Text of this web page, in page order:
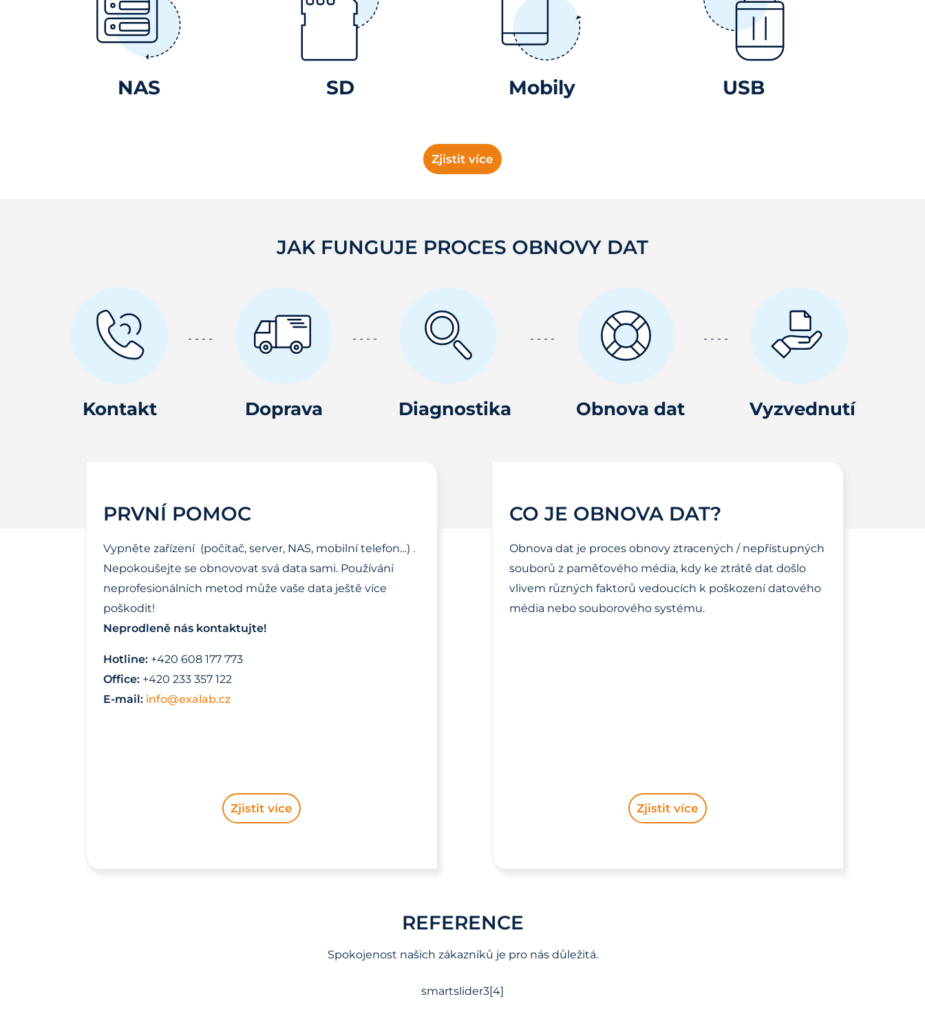
NAS SD Mobily USB
Zjistit více
JAK FUNGUJE PROCES OBNOVY DAT
Kontakt Doprava Diagnostika Obnova dat Vyzvednutí
PRVNÍ POMOC
Vypněte zařízení (počítač, server, NAS, mobilní telefon…) .
Nepokoušejte se obnovovat svá data sami. Používání
neprofesionálních metod může vaše data ještě více
poškodit!
Neprodleně nás kontaktujte!
Hotline: +420 608 177 773
Office: +420 233 357 122
E-mail: info@exalab.cz
Zjistit více
CO JE OBNOVA DAT?
Obnova dat je proces obnovy ztracených / nepřístupných
souborů z paměťového média, kdy ke ztrátě dat došlo
vlivem různých faktorů vedoucích k poškození datového
média nebo souborového systému.
Zjistit více
REFERENCE
Spokojenost našich zákazníků je pro nás důležitá.
smartslider3[4]